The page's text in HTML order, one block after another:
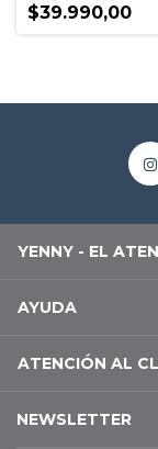
$39.990,00
YENNY - EL
AYUDA
ATENCIÓN AL
NEWSLETTER